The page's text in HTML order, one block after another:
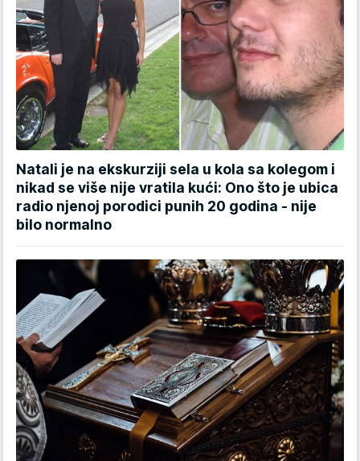
Natali je na ekskurziji sela u kola sa kolegom i
nikad se više nije vratila kući: Ono što je ubica
radio njenoj porodici punih 20 godina - nije
bilo normalno